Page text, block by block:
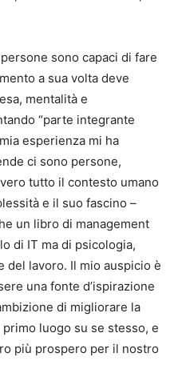
sono capaci di fare
a sua volta deve
mentalità e
“parte integrante
esperienza mi ha
ci sono persone,
tutto il contesto umano
e il suo fascino –
un libro di management
di IT ma di psicologia,
del lavoro. Il mio auspicio è
una fonte d’ispirazione
di migliorare la
luogo su se stesso, e
più prospero per il nostro